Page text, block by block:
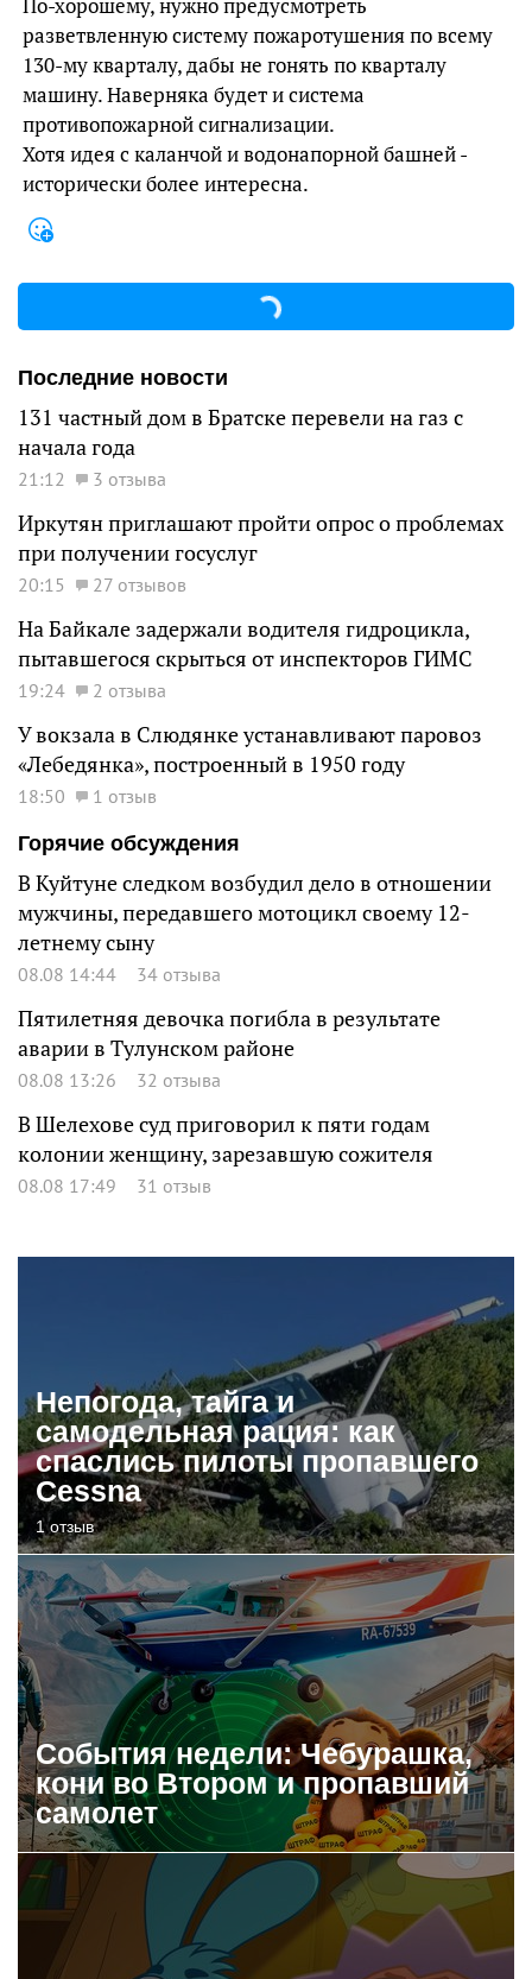
По-хорошему, нужно предусмотреть
разветвленную систему пожаротушения по всему
130-му кварталу, дабы не гонять по кварталу
машину. Наверняка будет и система
противопожарной сигнализации.
Хотя идея с каланчой и водонапорной башней -
исторически более интересна.
Последние новости
131 частный дом в Братске перевели на газ с
начала года
21:12 3 отзыва
Иркутян приглашают пройти опрос о проблемах
при получении госуслуг
20:15 27 отзывов
На Байкале задержали водителя гидроцикла,
пытавшегося скрыться от инспекторов ГИМС
19:24 2 отзыва
У вокзала в Слюдянке устанавливают паровоз
«Лебедянка», построенный в 1950 году
18:50
1 отзыв
Горячие обсуждения
В Куйтуне следком возбудил дело в отношении
мужчины, передавшего мотоцикл своему 12-
летнему сыну
08.08 14:44 34 отзыва
Пятилетняя девочка погибла в результате
аварии в Тулунском районе
08.08 13:26 32 отзыва
В Шелехове суд приговорил к пяти годам
колонии женщину, зарезавшую сожителя
08.08 17:49 31 отзыв
Непогода, тайга и
самодельная рация: как
спаслись пилоты пропавшего
Cessna
1 отзыв
События недели: Чебурашка,
кони во Втором и пропавший
самолет